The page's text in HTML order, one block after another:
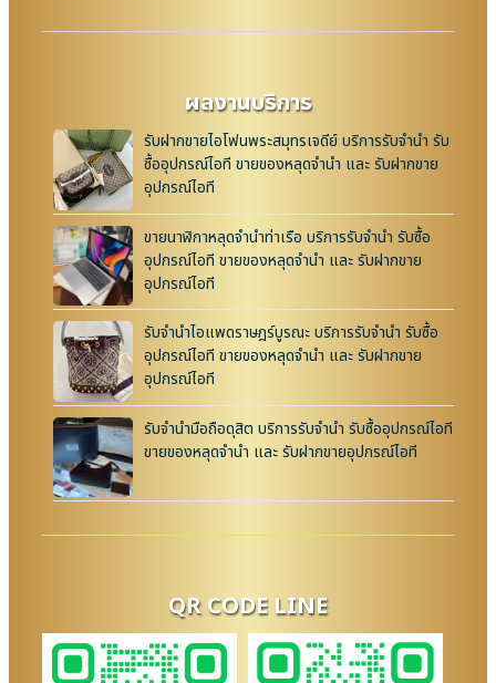
ผลงานบริการ
รับฝากขายไอโฟนพระสมุทรเจดีย์ บริการรับจำนำ รับ
ซื้ออุปกรณ์ไอที ขายของหลุดจำนำ และ รับฝากขาย
อุปกรณ์ไอที
ขายนาฬิกาหลุดจำนำท่าเรือ บริการรับจำนำ รับซื้อ
อุปกรณ์ไอที ขายของหลุดจำนำ และ รับฝากขาย
อุปกรณ์ไอที
รับจำนำไอแพดราษฎร์บูรณะ บริการรับจำนำ รับซื้อ
อุปกรณ์ไอที ขายของหลุดจำนำ และ รับฝากขาย
อุปกรณ์ไอที
รับจำนำมือถือดุสิต บริการรับจำนำ รับซื้ออุปกรณ์ไอที
ขายของหลุดจำนำ และ รับฝากขายอุปกรณ์ไอที
QR CODE LINE